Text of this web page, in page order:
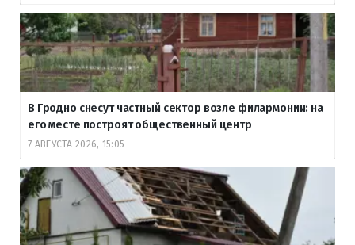
В Гродно снесут частный сектор возле филармонии: на
его месте построят общественный центр
7 АВГУСТА 2026, 15:05